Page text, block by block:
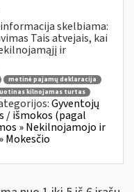
skelbiama:
Tais atvejais, kai
ir
metinė pajamų deklaracija
kilnojamas turtas
Gyventojų
/ išmokos (pagal
» Nekilnojamojo ir